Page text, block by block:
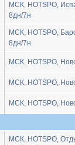
МСК, HOTSPO,
8дн/7н
МСК, HOTSPO,
8дн/7н
МСК, HOTSPO,
МСК, HOTSPO,
МСК, HOTSPO,
МСК, HOTSPO,